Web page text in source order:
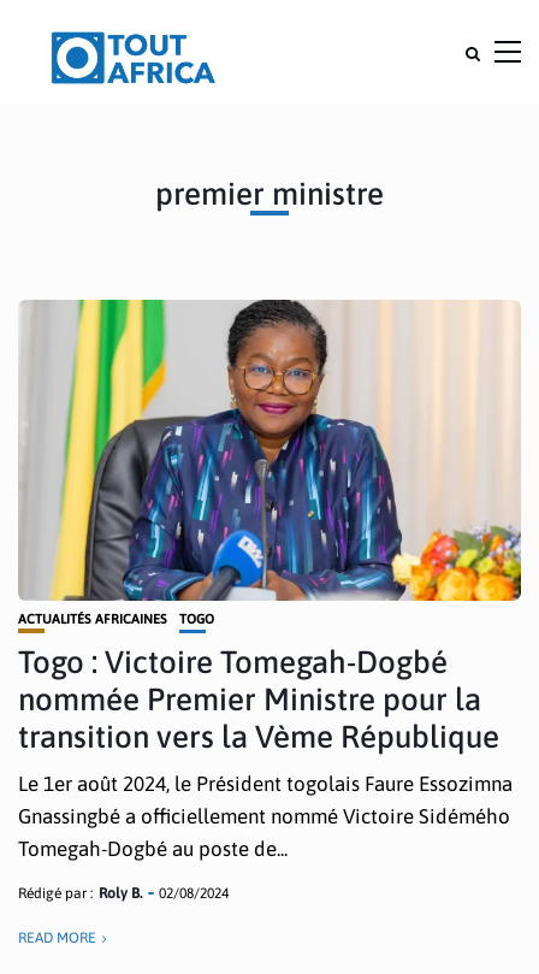
premier ministre
ACTUALITÉS AFRICAINES TOGO
Togo : Victoire Tomegah-Dogbé
nommée Premier Ministre pour la
transition vers la Vème République
Le 1er août 2024, le Président togolais Faure Essozimna
Gnassingbé a officiellement nommé Victoire Sidémého
Tomegah-Dogbé au poste de...
Rédigé par : Roly B. 02/08/2024
READ MORE